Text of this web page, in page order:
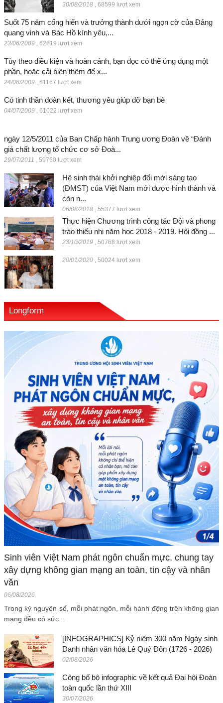
30/08/2018 68599 lượt xem
Suốt 75 năm cống hiến và trưởng thành dưới ngọn cờ của Đảng
quang vinh và Bác Hồ kính yêu,...
23/06/2009 62819 lượt xem
Tùy theo điều kiện và hoàn cảnh, bạn đọc có thể ứng dụng một
phần, hoặc cải biên thêm để x...
24/06/2009 61167 lượt xem
Có tinh thần đoàn kết, thương yêu giúp đỡ bạn bè
04/07/2009 61022 lượt xem
ngày 12/5/2011 của Ban Chấp hành Trung ương Đoàn về “Đánh
giá chất lượng tổ chức cơ sở Đoà...
29/07/2011 59760 lượt xem
Hệ sinh thái khởi nghiệp đổi mới sáng tạo
(ĐMST) của Việt Nam mới được hình thành và
còn n...
06/08/2018 55377 lượt xem
Thực hiện Chương trình công tác Đội và phong
trào thiếu nhi năm học 2018 - 2019. Hội đồng ...
23/10/2019 50768 lượt xem
20/01/2020 50024 lượt xem
Longform
Sinh viên Việt Nam phát ngôn chuẩn mực, chung tay
xây dựng không gian mạng an toàn, tin cậy và nhân
văn
06/08/2026
Trong kỷ nguyên số, mỗi phát ngôn, mỗi hành động trên không gian
mạng đều có sức...
[INFOGRAPHICS] Kỷ niệm 300 năm Ngày sinh
Danh nhân văn hóa Lê Quý Đôn (1726 - 2026)
02/08/2026
Công bố bộ infographic về kết quả Đại hội Đoàn
toàn quốc lần thứ XIII
30/07/2026